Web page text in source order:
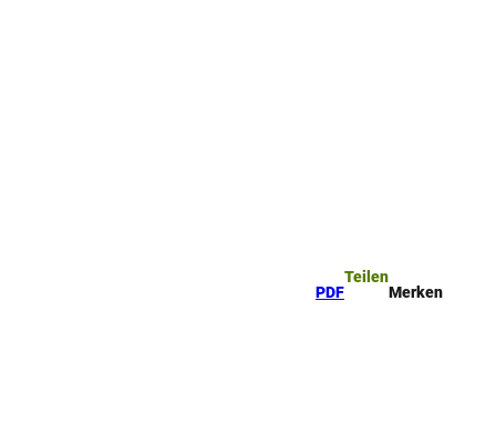
PDF
Teilen
Merken